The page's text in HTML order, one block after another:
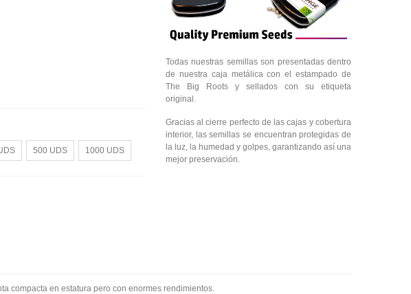
500 UDS 1000 UDS
Todas nuestras semillas son presentadas dentro
de nuestra caja metálica con el estampado de
The Big Roots y sellados con su etiqueta
original.
Gracias al cierre perfecto de las cajas y cobertura
interior, las semillas se encuentran protegidas de
la luz, la humedad y golpes, garantizando así una
mejor preservación.
compacta en estatura pero con enormes rendimientos.